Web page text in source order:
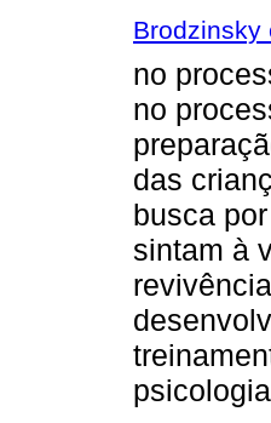
Brodzinsky
no
no
das
busca
sintam à